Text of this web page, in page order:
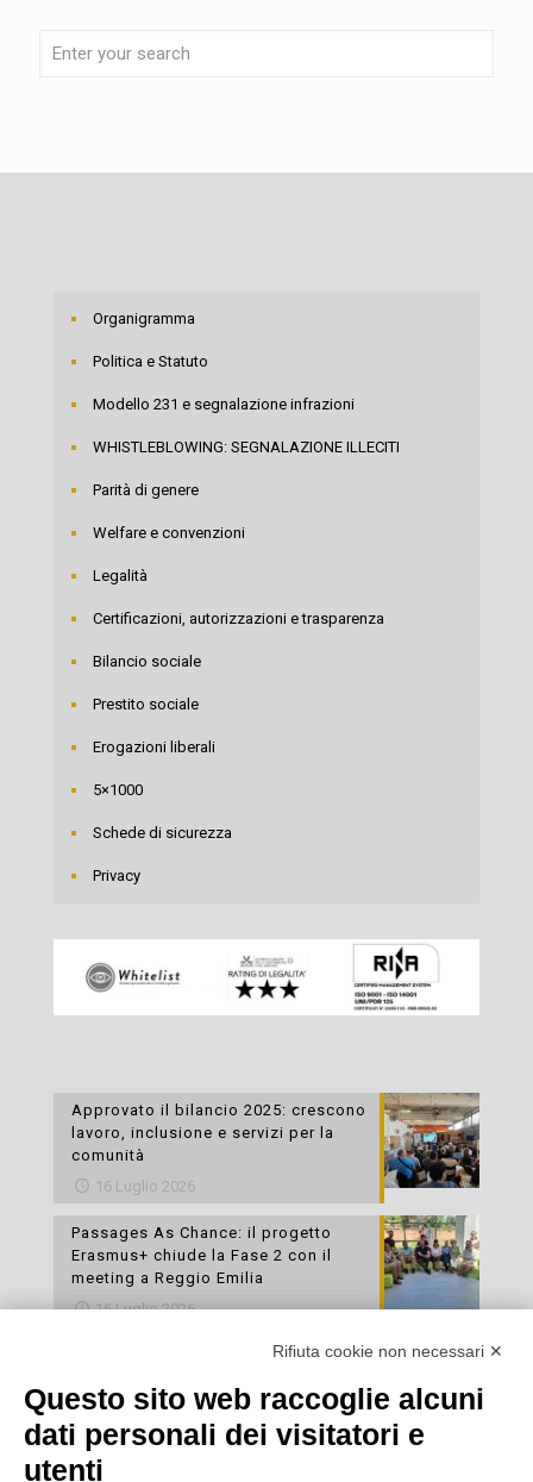
Organigramma
Politica e Statuto
Modello 231 e segnalazione infrazioni
WHISTLEBLOWING: SEGNALAZIONE ILLECITI
Parità di genere
Welfare e convenzioni
Legalità
Certificazioni, autorizzazioni e trasparenza
Bilancio sociale
Prestito sociale
Erogazioni liberali
5×1000
Schede di sicurezza
Privacy
Approvato il bilancio 2025: crescono
lavoro, inclusione e servizi per la
comunità
16 Luglio 2026
Passages As Chance: il progetto
Erasmus+ chiude la Fase 2 con il
meeting a Reggio Emilia
16 Luglio 2026
Esami di laboratorio preventivi
cura della propria salute
16 Luglio 2026
Rifiuta cookie non necessari ✕
Questo sito web raccoglie alcuni
dati personali dei visitatori e
utenti